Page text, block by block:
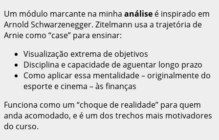
Um módulo marcante na minha análise é inspirado em
Arnold Schwarzenegger. Zitelmann usa a trajetória de
Arnie como “case” para ensinar:
Visualização extrema de objetivos
Disciplina e capacidade de aguentar longo prazo
Como aplicar essa mentalidade – originalmente do
esporte e cinema – às finanças
Funciona como um “choque de realidade” para quem
anda acomodado, e é um dos trechos mais motivadores
do curso.